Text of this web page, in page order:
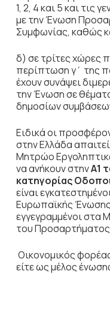
1, 2, 4 και 5 και τις
με την Ένωση
Συμφωνίας, καθώς
δ) σε τρίτες χώρες
περίπτωση γ΄ της
έχουν συνάψει
την Ένωση σε
δημοσίων
Ειδικά οι
στην Ελλάδα
Μητρώο
να ανήκουν στηνΑ1
κατηγορίας
είναι
Ευρωπαϊκής Ένωσης
εγγεγραμμένοι στα
του Προσαρτήματος
Οικονομικός
είτε ως μέλος